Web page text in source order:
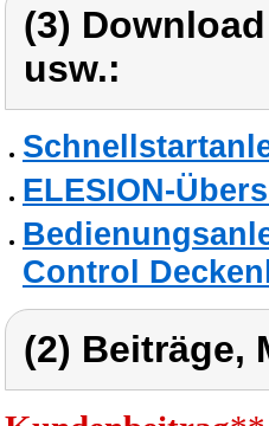
(3)
usw.:
ELESION-
Control
(2) Beiträge,